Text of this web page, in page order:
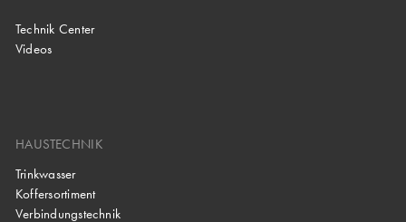
Technik Center
Videos
HAUSTECHNIK
Trinkwasser
Koffersortiment
Verbindungstechnik